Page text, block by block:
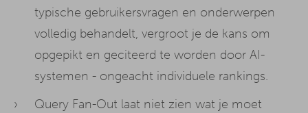
typische gebruikersvragen en onderwerpen
volledig behandelt, vergroot je de kans om
opgepikt en geciteerd te worden door AI-
systemen - ongeacht individuele rankings.
Query Fan-Out laat niet zien wat je moet